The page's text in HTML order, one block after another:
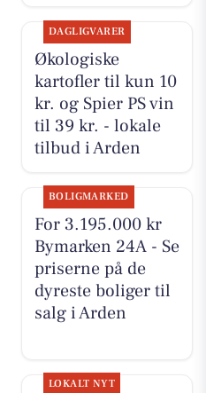
DAGLIGVARER
Økologiske
kartofler til kun 10
kr. og Spier PS vin
til 39 kr. - lokale
tilbud i Arden
BOLIGMARKED
For 3.195.000 kr
Bymarken 24A - Se
priserne på de
dyreste boliger til
salg i Arden
LOKALT NYT